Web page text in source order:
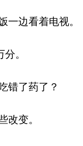
边看着电视。
。
错了药了？
变。